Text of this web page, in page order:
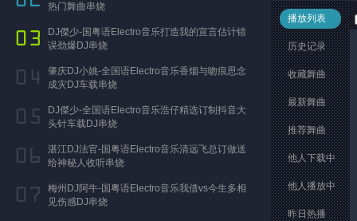
热门舞曲串烧
DJ傑少-国粤语Electro音乐打造我的宣言估计错
误劲爆DJ串烧
肇庆DJ小姚-全国语Electro音乐香烟与吻痕思念
成灾DJ车载串烧
DJ傑少-全国语Electro音乐浩仔精选订制抖音大
头针车载DJ串烧
湛江DJ法官-国粤语Electro音乐清远飞总订做送
给神秘人收听串烧
梅州DJ阿牛-国粤语Electro音乐我借vs今生多相
见伤感DJ串烧
播放列表
历史记录
收藏舞曲
最新舞曲
推荐舞曲
他人下载中
他人播放中
昨日热播